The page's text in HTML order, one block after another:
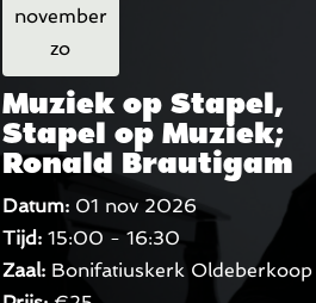
november
zo
Muziek op Stapel,
Stapel op Muziek;
Ronald Brautigam
Datum: 01 nov 2026
Tijd: 15:00 - 16:30
Zaal: Bonifatiuskerk Oldeberkoop